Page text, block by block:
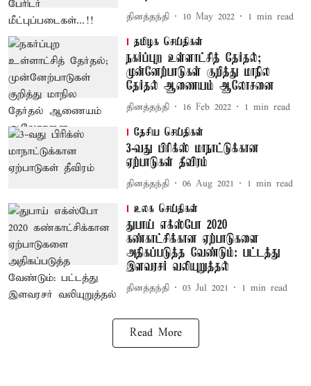
தினத்தந்தி 10 May 2022 1 min read
தமிழக செய்திகள்
நகர்ப்புற உள்ளாட்சித் தேர்தல்;
முன்னேற்பாடுகள் குறித்து மாநில
தேர்தல் ஆணையம் ஆலோசனை
தினத்தந்தி 16 Feb 2022 1 min read
தேசிய செய்திகள்
3-வது பிரிக்ஸ் மாநாட்டுக்கான
ஏற்பாடுகள் தீவிரம்
தினத்தந்தி 06 Aug 2021 1 min read
உலக செய்திகள்
துபாய் எக்ஸ்போ 2020
கண்காட்சிக்கான ஏற்பாடுகளை
அதிகப்படுத்த வேண்டும்: பட்டத்து
இளவரசர் வலியுறுத்தல்
தினத்தந்தி 03 Jul 2021 1 min read
Read More